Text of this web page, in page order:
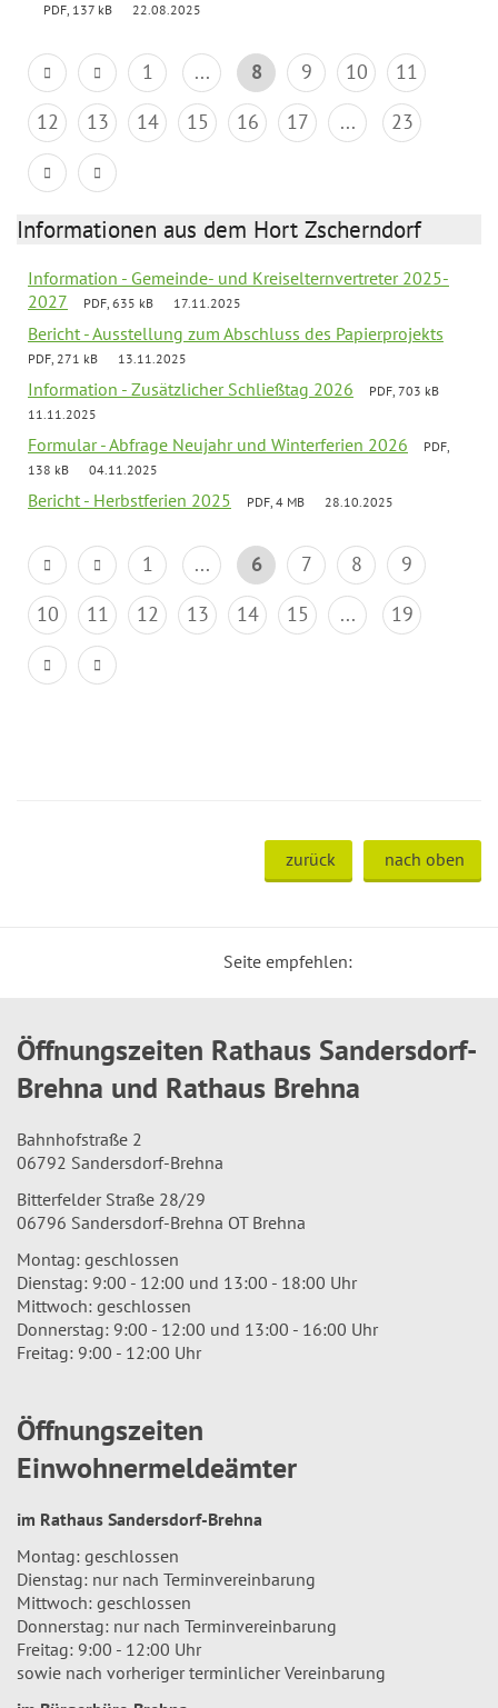
PDF, 137 kB 22.08.2025
1 ... 8 9 10
11
12
13 14 15 16 17 ... 23
Informationen aus dem Hort Zscherndorf
Information - Gemeinde- und Kreiselternvertreter 2025-
2027
PDF, 635 kB 17.11.2025
Bericht - Ausstellung zum Abschluss des Papierprojekts
PDF, 271 kB 13.11.2025
Information - Zusätzlicher Schließtag 2026
PDF, 703 kB
11.11.2025
Formular - Abfrage Neujahr und Winterferien 2026
PDF,
138 kB
04.11.2025
Bericht - Herbstferien 2025 PDF, 4 MB 28.10.2025
1 ... 6 7 8
9
10
11 12 13 14 15 ... 19
zurück nach oben
Seite empfehlen:
Öffnungszeiten Rathaus Sandersdorf-
Brehna und Rathaus Brehna
Bahnhofstraße 2
06792 Sandersdorf-Brehna
Bitterfelder Straße 28/29
06796 Sandersdorf-Brehna OT Brehna
Montag: geschlossen
Dienstag: 9:00 - 12:00 und 13:00 - 18:00 Uhr
Mittwoch: geschlossen
Donnerstag: 9:00 - 12:00 und 13:00 - 16:00 Uhr
Freitag: 9:00 - 12:00 Uhr
Öffnungszeiten
Einwohnermeldeämter
im Rathaus Sandersdorf-Brehna
Montag: geschlossen
Dienstag: nur nach Terminvereinbarung
Mittwoch: geschlossen
Donnerstag: nur nach Terminvereinbarung
Freitag: 9:00 - 12:00 Uhr
sowie nach vorheriger terminlicher Vereinbarung